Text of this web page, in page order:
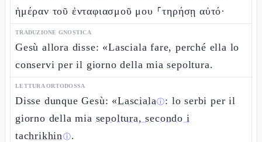
ἡμέραν τοῦ ἐνταφιασμοῦ μου ⸀τηρήσῃ αὐτό·
TRADUZIONE GNOSTICA
Gesù allora disse: «Lasciala fare, perché ella lo
conservi per il giorno della mia sepoltura.
LETTURA ORTODOSSA
Disse dunque Gesù: «Lascialaⓘ: lo serbi per il
giorno della mia sepoltura, secondo i
tachrikhinⓘ.